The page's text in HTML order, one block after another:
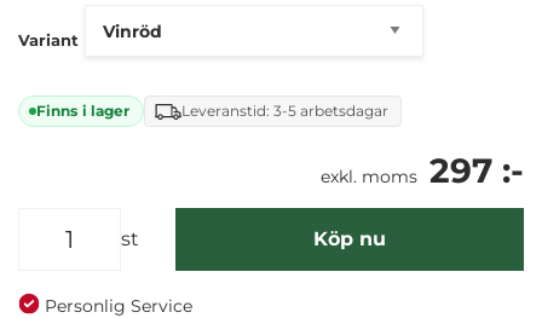
Variant
Finns i lager Leveranstid: 3-5 arbetsdagar
exkl. moms 297 :-
st Köp nu
Personlig Service